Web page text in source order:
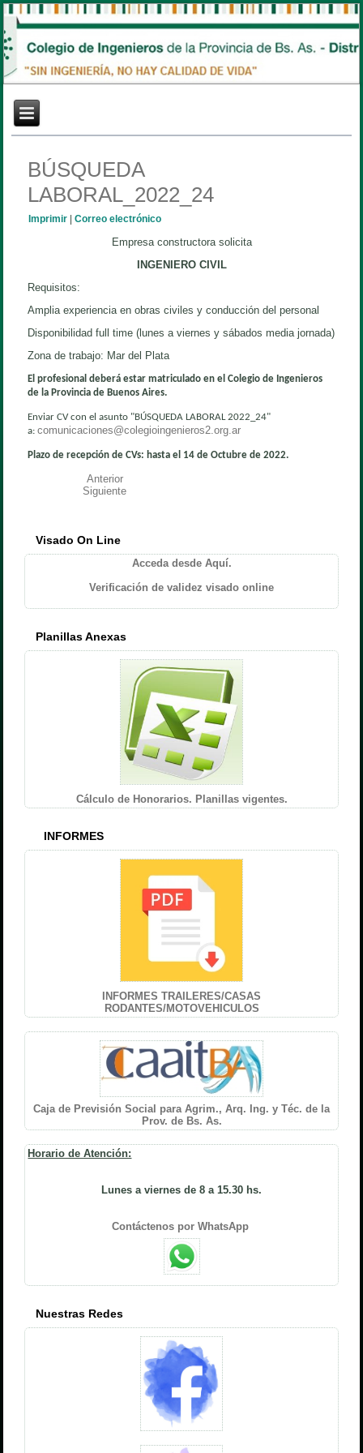
BÚSQUEDA
LABORAL_2022_24
Imprimir |Correo electrónico
Empresa constructora solicita
INGENIERO CIVIL
Requisitos:
Amplia experiencia en obras civiles y conducción del personal
Disponibilidad full time (lunes a viernes y sábados media jornada)
Zona de trabajo: Mar del Plata
El profesional deberá estar matriculado en el Colegio de Ingenieros
de la Provincia de Buenos Aires.
Enviar CV con el asunto "BÚSQUEDA LABORAL 2022_24"
a:comunicaciones@colegioingenieros2.org.ar
Plazo de recepción de CVs: hasta el 14 de Octubre de 2022.
Anterior
Siguiente
Visado On Line
Acceda desde Aquí.
Verificación de validez visado online
Planillas Anexas
Cálculo de Honorarios. Planillas vigentes.
INFORMES
INFORMES TRAILERES/CASAS
RODANTES/MOTOVEHICULOS
Caja de Previsión Social para Agrim., Arq. Ing. y Téc. de la
Prov. de Bs. As.
Horario de Atención:
Lunes a viernes de 8 a 15.30 hs.
Contáctenos por WhatsApp
Nuestras Redes